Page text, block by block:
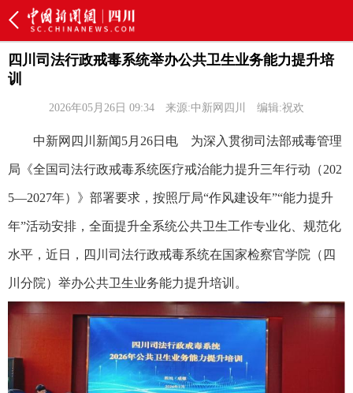
四川司法行政戒毒系统举办公共卫生业务能力提升培
训
2026年05月26日 09:34 来源:中新网四川 编辑:祝欢
中新网四川新闻5月26日电 为深入贯彻司法部戒毒管理
局《全国司法行政戒毒系统医疗戒治能力提升三年行动（202
5—2027年）》部署要求，按照厅局“作风建设年”“能力提升
年”活动安排，全面提升全系统公共卫生工作专业化、规范化
水平，近日，四川司法行政戒毒系统在国家检察官学院（四
川分院）举办公共卫生业务能力提升培训。